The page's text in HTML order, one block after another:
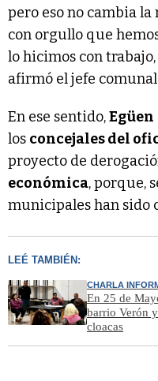
pero eso no cambia
con orgullo que
lo hicimos con
afirmó el jefe
En ese sentido,Egüen
los concejales del
proyecto de
económica, porque,
municipales han sido
LEÉ TAMBIÉN:
CHARLA
En 25 de
barrio Verón
cloacas